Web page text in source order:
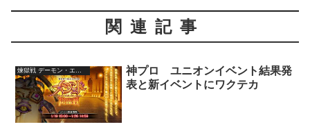
関連記事
神プロ ユニオンイベント結果発
表と新イベントにワクテカ